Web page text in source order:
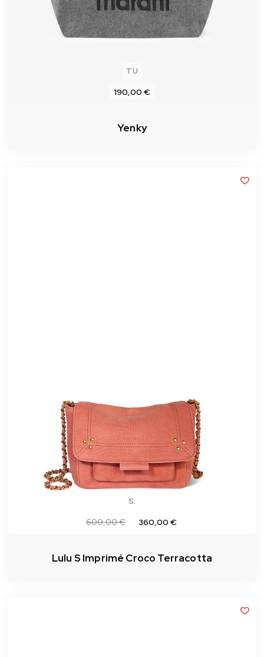
TU
190,00 €
Yenky
S:
600,00 € 360,00 €
Lulu S Imprimé Croco Terracotta